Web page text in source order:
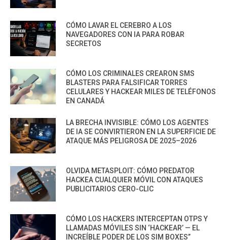
CÓMO LAVAR EL CEREBRO A LOS
NAVEGADORES CON IA PARA ROBAR
SECRETOS
CÓMO LOS CRIMINALES CREARON SMS
BLASTERS PARA FALSIFICAR TORRES
CELULARES Y HACKEAR MILES DE TELÉFONOS
EN CANADÁ
LA BRECHA INVISIBLE: CÓMO LOS AGENTES
DE IA SE CONVIRTIERON EN LA SUPERFICIE DE
ATAQUE MÁS PELIGROSA DE 2025–2026
OLVIDA METASPLOIT: CÓMO PREDATOR
HACKEA CUALQUIER MÓVIL CON ATAQUES
PUBLICITARIOS CERO-CLIC
CÓMO LOS HACKERS INTERCEPTAN OTPS Y
LLAMADAS MÓVILES SIN ‘HACKEAR’ — EL
INCREÍBLE PODER DE LOS SIM BOXES”